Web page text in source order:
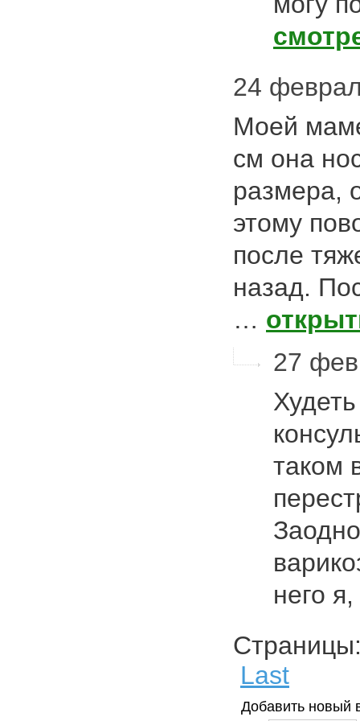
24
Моей
см она
размера,
этому
после
назад.
…
27
таком
него
Last
Добавить новый